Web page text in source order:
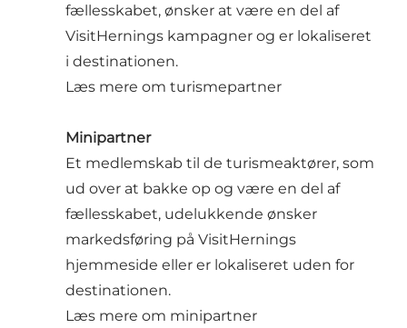
fællesskabet, ønsker at være en del af
VisitHernings kampagner og er lokaliseret
i destinationen.
Læs mere om turismepartner
Minipartner
Et medlemskab til de turismeaktører, som
ud over at bakke op og være en del af
fællesskabet, udelukkende ønsker
markedsføring på VisitHernings
hjemmeside eller er lokaliseret uden for
destinationen.
Læs mere om minipartner